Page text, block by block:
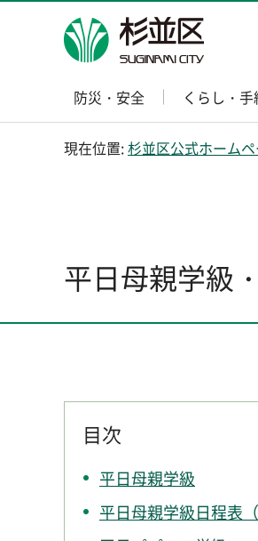
杉並区
防災・安全 くらし・手
現在位置:杉並区公式ホーム
平日母親学級
目次
平日母親学級
平日母親学級日程表（